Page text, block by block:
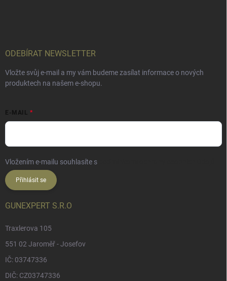
ODEBÍRAT NEWSLETTER
Vložte svůj e-mail a my vám budeme zasílat informace o nových
produktech na našem e-shopu.
E-MAIL
Vložením e-mailu souhlasíte s
Přihlásit se
GUNEXPERT S.R.O
Traxlerova 105
551 02 Jaroměř - Josefov
IČ: 03747336
DIČ: CZ03747336